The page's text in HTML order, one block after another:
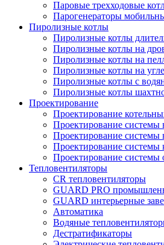
Паровые трехходовые
Парогенераторы
Пиролизные котлы
Пиролизные котлы
Пиролизные котлы на
Пиролизные котлы на
Пиролизные котлы на угле
Пиролизные котлы с
Пиролизные котлы
Проектирование
Проектирование
Проектирование системы
Проектирование системы
Проектирование системы
Проектирование системы
Тепловентиляторы
CR тепловентиляторы
GUARD PRO
GUARD интерьерные
Автоматика
Водяные
Дестратификаторы